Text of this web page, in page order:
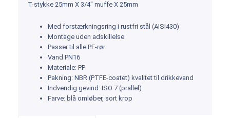
T-stykke 25mm X 3/4″ muffe X 25mm
Med forstærkningsring i rustfri stål (AISI430)
Montage uden adskillelse
Passer til alle PE-rør
Vand PN16
Materiale: PP
Pakning: NBR (PTFE-coatet) kvalitet til drikkevand
Indvendig gevind: ISO 7 (prallel)
Farve: blå omløber, sort krop